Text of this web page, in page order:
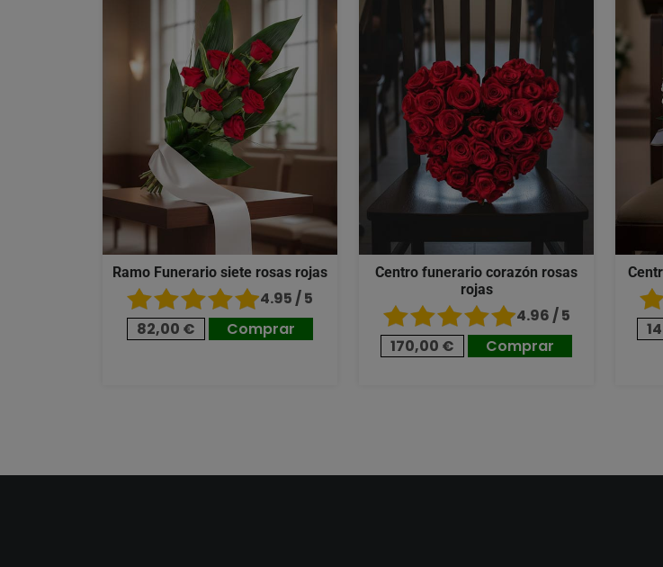
Ramo Funerario siete rosas rojas
4.95 / 5
82,00 €
Comprar
Centro funerario corazón rosas
rojas
4.96 / 5
170,00 €
Comprar